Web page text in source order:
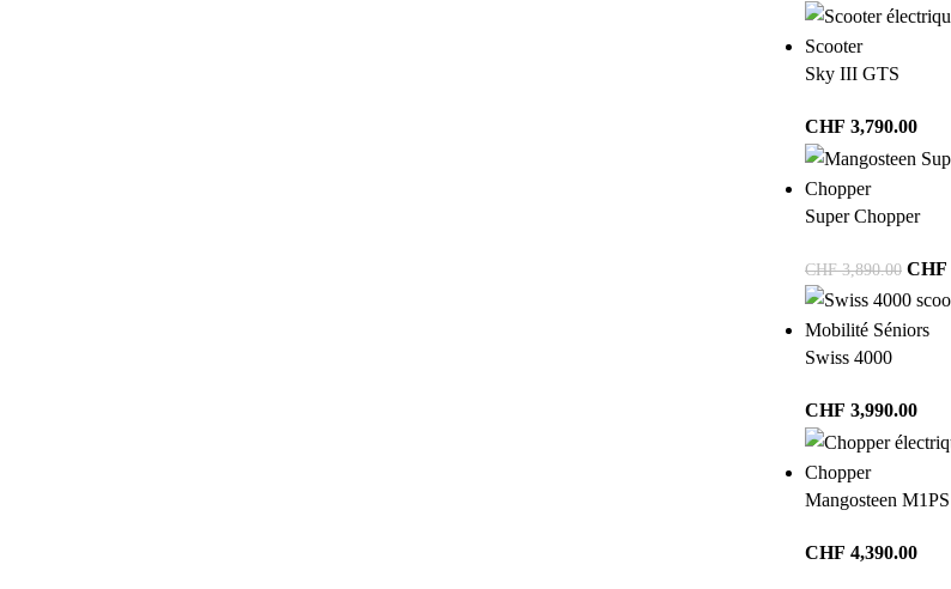
Scooter
Sky III GTS
CHF 3,790.00
Chopper
Super Chopper
CHF3,890.00 CHF
Mobilité Séniors
Swiss 4000
CHF 3,990.00
Chopper
Mangosteen M1PS
CHF 4,390.00